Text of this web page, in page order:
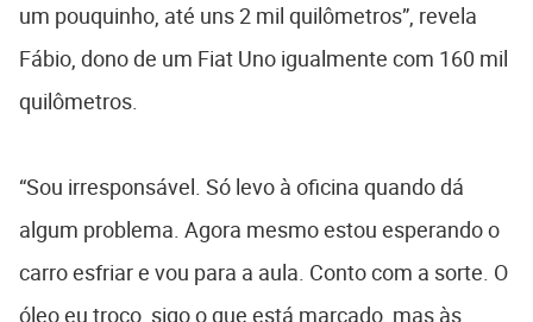
um pouquinho, até uns 2 mil quilômetros”, revela
Fábio, dono de um Fiat Uno igualmente com 160 mil
quilômetros.
“Sou irresponsável. Só levo à oficina quando dá
algum problema. Agora mesmo estou esperando o
carro esfriar e vou para a aula. Conto com a sorte. O
óleo eu troco, sigo o que está marcado, mas às